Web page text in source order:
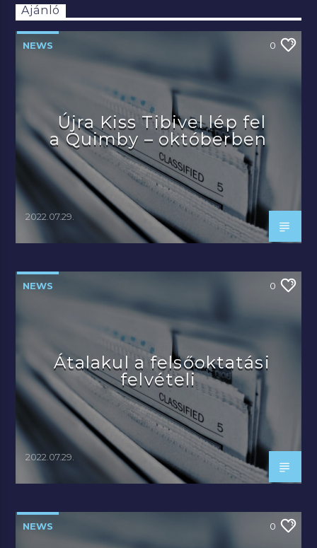
Ajánló
NEWS 0
Újra Kiss Tibivel lép fel
a Quimby – októberben
2022.07.29.
NEWS 0
Átalakul a felsőoktatási
felvételi
2022.07.29.
NEWS 0